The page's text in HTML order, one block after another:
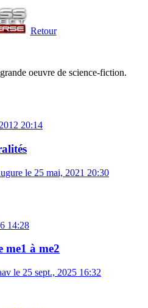
Retour
oeuvre de science-fiction.
20:14
le 25 mai, 2021 20:30
14:28
me1 à me2
le 25 sept., 2025 16:32